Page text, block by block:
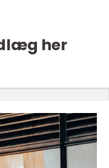
her